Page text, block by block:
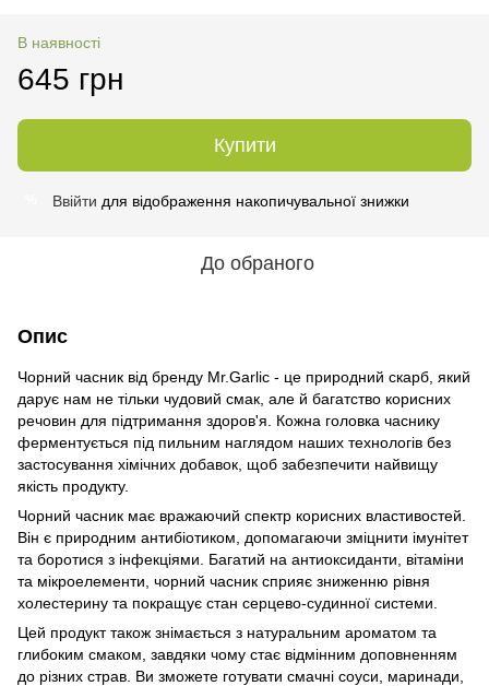
В наявності
645 грн
Купити
Ввійти для відображення накопичувальної знижки
До обраного
Опис
Чорний часник від бренду Mr.Garlic - це природний скарб, який
дарує нам не тільки чудовий смак, але й багатство корисних
речовин для підтримання здоров'я. Кожна головка часнику
ферментується під пильним наглядом наших технологів без
застосування хімічних добавок, щоб забезпечити найвищу
якість продукту.
Чорний часник має вражаючий спектр корисних властивостей.
Він є природним антибіотиком, допомагаючи зміцнити імунітет
та боротися з інфекціями. Багатий на антиоксиданти, вітаміни
та мікроелементи, чорний часник сприяє зниженню рівня
холестерину та покращує стан серцево-судинної системи.
Цей продукт також знімається з натуральним ароматом та
глибоким смаком, завдяки чому стає відмінним доповненням
до різних страв. Ви зможете готувати смачні соуси, маринади,